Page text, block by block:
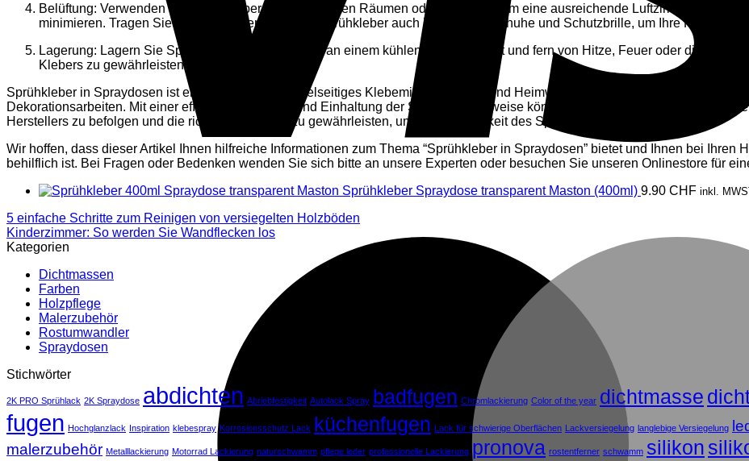
Belüftung: Verwenden Sie Sprühkleber in gut belüfteten Räumen oder im Freien, um eine ausreichende Luftzirkulation zu
minimieren. Tragen Sie bei der Verwendung von Sprühkleber auch immer Handschuhe und Schutzbrille, um Ihre Haut und
Lagerung: Lagern Sie Sprühkleber in Spraydosen an einem kühlen, trockenen Ort und fern von Hitze, Feuer oder direktem
Klebers zu gewährleisten.
Sprühkleber in Spraydosen ist ein praktisches und vielseitiges Klebemittel für Hand- und Heimwerker. Es eignet sich ideal für
Dekorationsarbeiten. Mit einer effizienten Nutzung und Einhaltung der Sicherheitshinweise können Sie hervorragende
Herstellers zu befolgen und die richtige Lagerung zu gewährleisten, um die Wirksamkeit des Sprühklebers zu erhalten.
Wir hoffen, dass dieser Artikel Ihnen hilfreiche Informationen zum Thema “Sprühkleber in Spraydosen” bietet und Ihnen bei Ihren
behilflich ist. Bei Fragen oder Bedenken wenden Sie sich bitte an unsere Experten oder besuchen Sie unseren Onlinestore für
Sprühkleber Spraydose transparent Maston (400ml) 9.90 CHF inkl.
5 einfache Schritte zum Reinigen von versiegelten Holzböden
Kinderzimmer: So werden Sie Wandflecken los
Kategorien
Dichtmassen
Farben
Holzpflege
Malerzubehör
Rostumwandler
Spraydosen
Stichwörter
2K PRO Sprühlack 2K Spraydose abdichten Abriebfestigkeit Autolack Spray badfugen Chromlackierung Color of the year dichtmasse
fugen Hochglanzlack Inspiration klebespray Korrosionsschutz Lack küchenfugen Lack für schwierige Oberflächen Lackversiegelung langlebige Versiegelung
malerzubehör Metalllackierung Motorrad Lackierung naturschwamm pflege leder professionelle Lackierung pronova rostentferner schwamm silikon